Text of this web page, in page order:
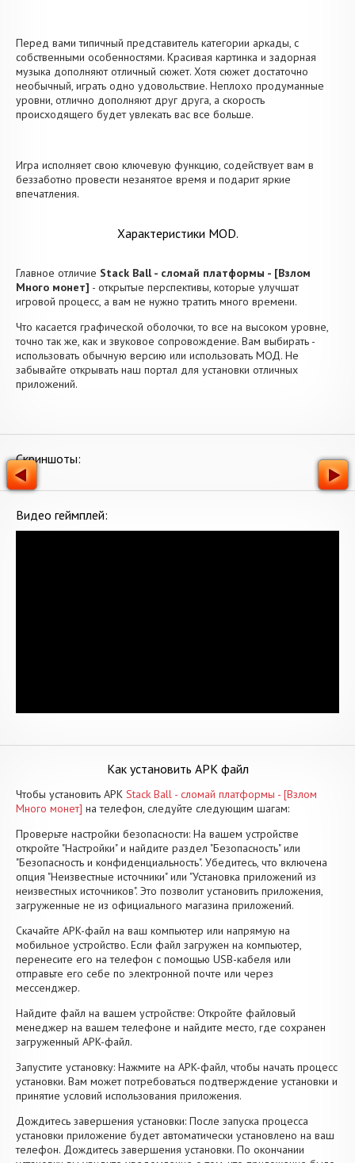
Перед вами типичный представитель категории аркады, с
собственными особенностями. Красивая картинка и задорная
музыка дополняют отличный сюжет. Хотя сюжет достаточно
необычный, играть одно удовольствие. Неплохо продуманные
уровни, отлично дополняют друг друга, а скорость
происходящего будет увлекать вас все больше.
Игра исполняет свою ключевую функцию, содействует вам в
беззаботно провести незанятое время и подарит яркие
впечатления.
Характеристики MOD.
Главное отличие Stack Ball - сломай платформы - [Взлом
Много монет] - открытые перспективы, которые улучшат
игровой процесс, а вам не нужно тратить много времени.
Что касается графической оболочки, то все на высоком уровне,
точно так же, как и звуковое сопровождение. Вам выбирать -
использовать обычную версию или использовать МОД. Не
забывайте открывать наш портал для установки отличных
приложений.
Скриншоты:
Видео геймплей:
Как установить APK файл
Чтобы установить APK Stack Ball - сломай платформы - [Взлом
Много монет] на телефон, следуйте следующим шагам:
Проверьте настройки безопасности: На вашем устройстве
откройте "Настройки" и найдите раздел "Безопасность" или
"Безопасность и конфиденциальность". Убедитесь, что включена
опция "Неизвестные источники" или "Установка приложений из
неизвестных источников". Это позволит установить приложения,
загруженные не из официального магазина приложений.
Скачайте APK-файл на ваш компьютер или напрямую на
мобильное устройство. Если файл загружен на компьютер,
перенесите его на телефон с помощью USB-кабеля или
отправьте его себе по электронной почте или через
мессенджер.
Найдите файл на вашем устройстве: Откройте файловый
менеджер на вашем телефоне и найдите место, где сохранен
загруженный APK-файл.
Запустите установку: Нажмите на APK-файл, чтобы начать процесс
установки. Вам может потребоваться подтверждение установки и
принятие условий использования приложения.
Дождитесь завершения установки: После запуска процесса
установки приложение будет автоматически установлено на ваш
телефон. Дождитесь завершения установки. По окончании